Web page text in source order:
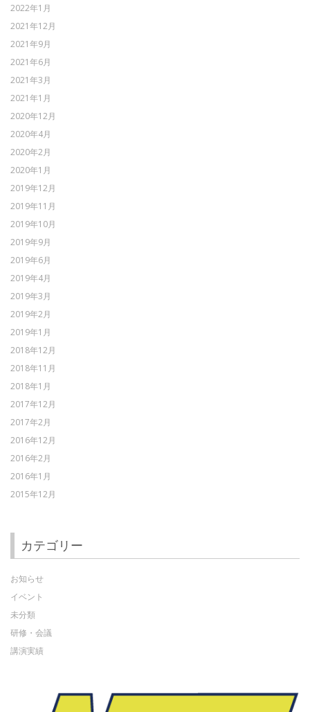
2022年1月
2021年12月
2021年9月
2021年6月
2021年3月
2021年1月
2020年12月
2020年4月
2020年2月
2020年1月
2019年12月
2019年11月
2019年10月
2019年9月
2019年6月
2019年4月
2019年3月
2019年2月
2019年1月
2018年12月
2018年11月
2018年1月
2017年12月
2017年2月
2016年12月
2016年2月
2016年1月
2015年12月
カテゴリー
お知らせ
イベント
未分類
研修・会議
講演実績